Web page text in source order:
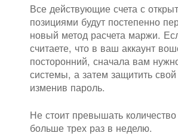
Все действующие счета с
позициями будут постепенно
новый метод расчета маржи.
считаете, что в ваш аккаунт
посторонний, сначала вам
системы, а затем защитить свой
изменив пароль.
Не стоит превышать
больше трех раз в неделю.